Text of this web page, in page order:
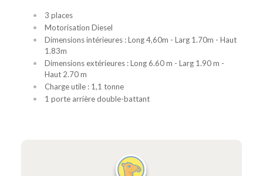
3 places
Motorisation Diesel
Dimensions intérieures : Long 4,60m - Larg 1.70m - Haut
1.83m
Dimensions extérieures : Long 6.60 m - Larg 1.90 m -
Haut 2.70 m
Charge utile : 1,1 tonne
1 porte arrière double-battant